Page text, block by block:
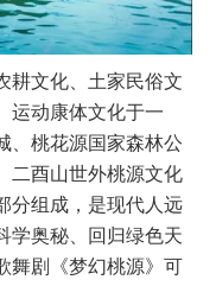
耕文化、土家民俗文
运动康体文化于一
、桃花源国家森林公
二酉山世外桃源文化
分组成，是现代人远
学奥秘、回归绿色天
剧《梦幻桃源》可